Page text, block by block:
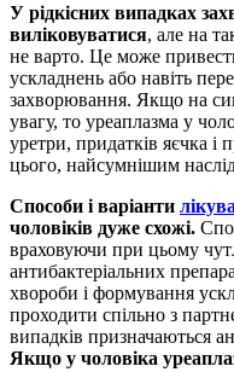
У рідкісних випадках
виліковуватися, але на
не варто. Це може
ускладнень або навіть
захворювання. Якщо на
увагу, то уреаплазма у
уретри, придатків яєчка і
цього, найсумнішим
Способи і варіанти
чоловіків дуже схожі.
враховуючи при цьому
антибактеріальних
хвороби і формування
проходити спільно з
випадків призначаються
Якщо у чоловіка